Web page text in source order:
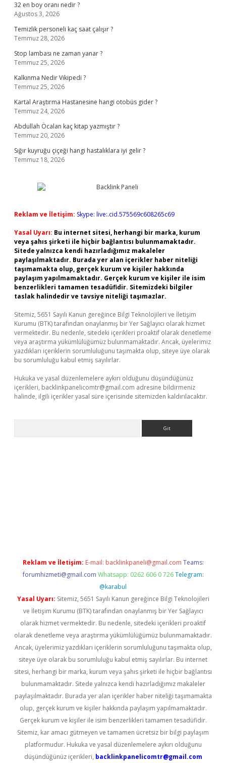
32 en boy oranı nedir ?
Ağustos 3, 2026
Temizlik personeli kaç saat çalışır ?
Temmuz 28, 2026
Stop lambası ne zaman yanar ?
Temmuz 25, 2026
Kalkınma Nedir Vikipedi ?
Temmuz 25, 2026
Kartal Araştırma Hastanesine hangi otobüs gider ?
Temmuz 24, 2026
Abdullah Öcalan kaç kitap yazmıştır ?
Temmuz 20, 2026
Sığır kuyruğu çiçeği hangi hastalıklara iyi gelir ?
Temmuz 18, 2026
Reklam ve İletişim: Skype: live:.cid.575569c608265c69
Yasal Uyarı: Bu internet sitesi, herhangi bir marka, kurum
veya şahıs şirketi ile hiçbir bağlantısı bulunmamaktadır.
Sitede yalnızca kendi hazırladığımız makaleler
paylaşılmaktadır. Burada yer alan içerikler haber niteliği
taşımamakta olup, gerçek kurum ve kişiler hakkında
paylaşım yapılmamaktadır. Gerçek kurum ve kişiler ile isim
benzerlikleri tamamen tesadüfidir. Sitemizdeki bilgiler
taslak halindedir ve tavsiye niteliği taşımazlar.
Sitemiz, 5651 Sayılı Kanun gereğince Bilgi Teknolojileri ve İletişim
Kurumu (BTK) tarafından onaylanmış bir Yer Sağlayıcı olarak hizmet
vermektedir. Bu nedenle, sitedeki içerikleri proaktif olarak denetleme
veya araştırma yükümlülüğümüz bulunmamaktadır. Ancak, üyelerimiz
yazdıkları içeriklerin sorumluluğunu taşımakta olup, siteye üye olarak
bu sorumluluğu kabul etmiş sayılırlar.
Hukuka ve yasal düzenlemelere aykırı olduğunu düşündüğünüz
içerikleri, backlinkpanelicomtr@gmail.com adresine bildirmeniz
halinde, ilgili içerikler yasal süre içerisinde sitemizden kaldırılacaktır.
Reklam ve İletişim: E-mail: backlinkpaneli@gmail.com Teams:
forumhizmeti@gmail.com Whatsapp: 0262 606 0 726 Telegram:
@karabul
Yasal Uyarı: Sitemiz, 5651 Sayılı Kanun gereğince Bilgi Teknolojileri
ve İletişim Kurumu (BTK) tarafından onaylanmış bir Yer Sağlayıcı
olarak hizmet vermektedir. Bu nedenle, sitedeki içerikleri proaktif
olarak denetleme veya araştırma yükümlülüğümüz bulunmamaktadır.
Ancak, üyelerimiz yazdıkları içeriklerin sorumluluğunu taşımakta olup,
siteye üye olarak bu sorumluluğu kabul etmiş sayılırlar. Bu internet
sitesi, herhangi bir marka, kurum veya şahıs şirketi ile hiçbir bağlantısı
bulunmamaktadır. Sitede yalnızca kendi hazırladığımız makaleler
paylaşılmaktadır. Burada yer alan içerikler haber niteliği taşımamakta
olup, gerçek kurum ve kişiler hakkında paylaşım yapılmamaktadır.
Gerçek kurum ve kişiler ile isim benzerlikleri tamamen tesadüfidir.
Sitemiz, kar amacı gütmeyen ve tamamen ücretsiz bir bilgi paylaşım
platformudur. Hukuka ve yasal düzenlemelere aykırı olduğunu
düşündüğünüz içerikleri, backlinkpanelicomtr@gmail.com